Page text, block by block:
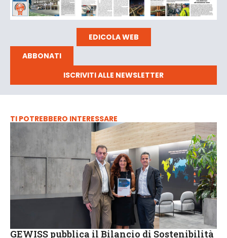
EDICOLA WEB
ABBONATI
ISCRIVITI ALLE NEWSLETTER
TI POTREBBERO INTERESSARE
GEWISS pubblica il Bilancio di Sostenibilità